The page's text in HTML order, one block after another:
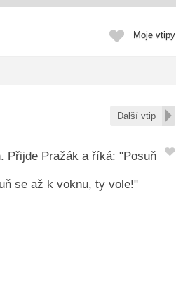
Moje vtipy
Další vtip
Přijde Pražák a říká: "Posuň
se až k voknu, ty vole!"